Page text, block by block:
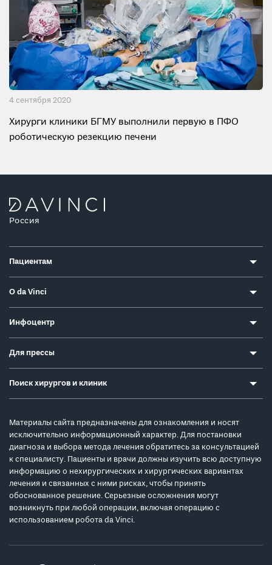
4 сентября 2020
Хирурги клиники БГМУ выполнили первую в ПФО
роботическую резекцию печени
Россия
Пациентам
О da Vinci
Инфоцентр
Для прессы
Поиск хирургов и клиник
Материалы сайта предназначены для ознакомления и носят
исключительно информационный характер. Для постановки
диагноза и выбора метода лечения обратитесь за консультацией
к специалисту. Пациенты и врачи должны изучить всю доступную
информацию о нехирургических и хирургических вариантах
лечения и связанных с ними рисках, чтобы принять
обоснованное решение. Серьезные осложнения могут
возникнуть при любой операции, включая операцию с
использованием робота da Vinci.